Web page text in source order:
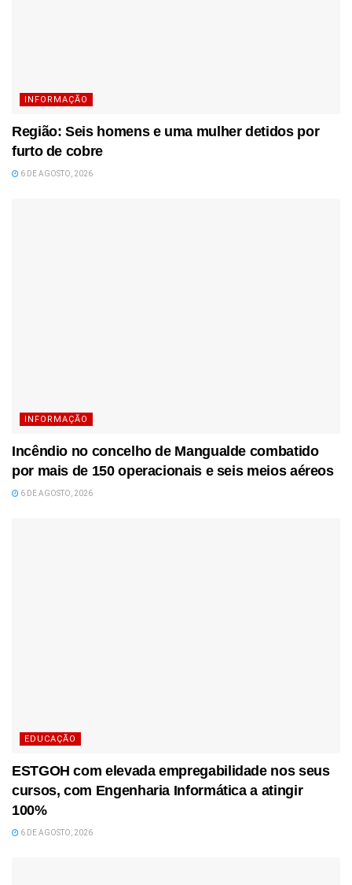
INFORMAÇÃO
Região: Seis homens e uma mulher detidos por
furto de cobre
6 DE AGOSTO, 2026
INFORMAÇÃO
Incêndio no concelho de Mangualde combatido
por mais de 150 operacionais e seis meios aéreos
6 DE AGOSTO, 2026
EDUCAÇÃO
ESTGOH com elevada empregabilidade nos seus
cursos, com Engenharia Informática a atingir
100%
6 DE AGOSTO, 2026